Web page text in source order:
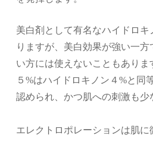
美白剤として有名なハイドロ
りますが、美白効果が強い一
い方には使えないこともありま
５%はハイドロキノン ４%と同
認められ、かつ肌への刺激も少
エレクトロポレーションは肌に